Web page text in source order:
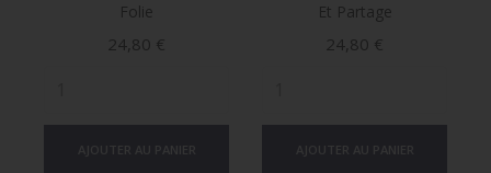
Folie
Prix
24,80 €
Et Partage
Prix
24,80 €